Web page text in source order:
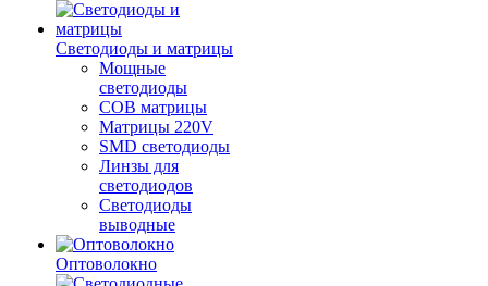
Светодиоды и матрицы
Мощные
светодиоды
COB матрицы
Матрицы 220V
SMD светодиоды
Линзы для
светодиодов
Светодиоды
выводные
Оптоволокно